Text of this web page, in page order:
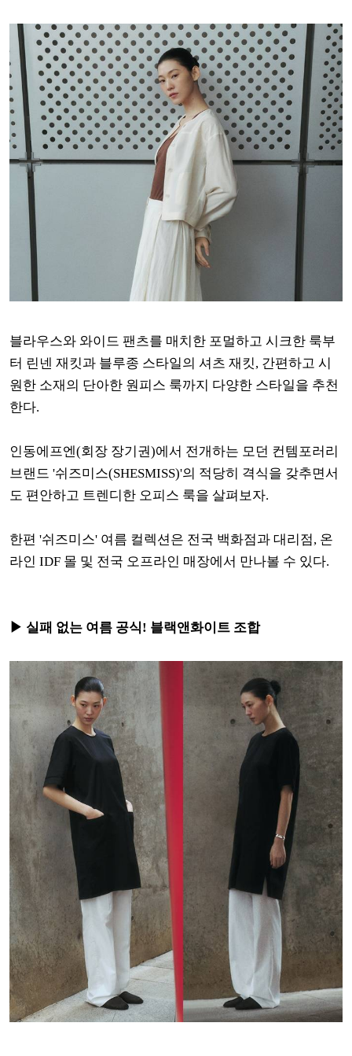
블라우스와 와이드 팬츠를 매치한 포멀하고 시크한 룩부
터 린넨 재킷과 블루종 스타일의 셔츠 재킷, 간편하고 시
원한 소재의 단아한 원피스 룩까지 다양한 스타일을 추천
한다.
인동에프엔(회장 장기권)에서 전개하는 모던 컨템포러리
브랜드 '쉬즈미스(SHESMISS)'의 적당히 격식을 갖추면서
도 편안하고 트렌디한 오피스 룩을 살펴보자.
한편 '쉬즈미스' 여름 컬렉션은 전국 백화점과 대리점, 온
라인 IDF 몰 및 전국 오프라인 매장에서 만나볼 수 있다.
▶ 실패 없는 여름 공식! 블랙앤화이트 조합